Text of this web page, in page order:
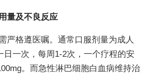
量及不良反应
严格遵医嘱。通常口服剂量为成人
日一次，每周1-2次，一个疗程的安
。而急性淋巴细胞白血病维持治